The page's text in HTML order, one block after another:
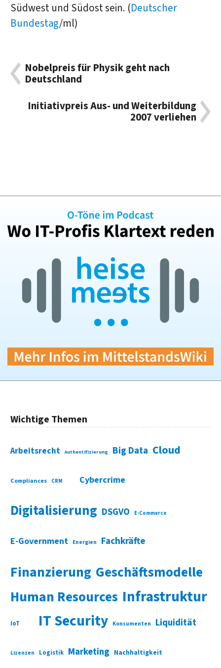
Südwest und Südost sein. (Deutscher
Bundestag/ml)
Nobelpreis für Physik geht nach
Deutschland
Initiativpreis Aus- und Weiterbildung
2007 verliehen
Wichtige Themen
Arbeitsrecht Authentifizierung Big Data Cloud
Compliances CRM Cybercrime
Digitalisierung DSGVO E-Commerce
E-Government Energien Fachkräfte
Finanzierung Geschäftsmodelle
Human Resources Infrastruktur
IoT IT Security Konsumenten Liquidität
Lizenzen Logistik Marketing Nachhaltigkeit